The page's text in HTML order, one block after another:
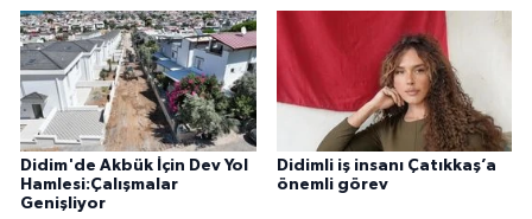
Didim'de Akbük İçin Dev Yol
Hamlesi:Çalışmalar
Genişliyor
Didimli iş insanı Çatıkkaş’a
önemli görev